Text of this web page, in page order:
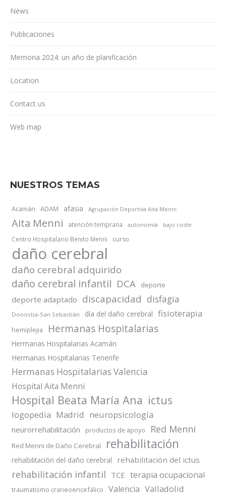
News
Publicaciones
Memoria 2024: un año de planificación
Location
Contact us
Web map
NUESTROS TEMAS
Acamán ADAM afasia Agrupación Deportiva Aita Menni
Aita Menni atención temprana autonomía bajo coste
Centro Hospitalario Benito Menni curso
daño cerebral
daño cerebral adquirido
daño cerebral infantil DCA deporte
deporte adaptado discapacidad disfagia
Donostia-San Sebastián día del daño cerebral fisioterapia
hemiplejia Hermanas Hospitalarias
Hermanas Hospitalarias Acamán
Hermanas Hospitalarias Tenerife
Hermanas Hospitalarias Valencia
Hospital Aita Menni
Hospital Beata María Ana ictus
logopedia Madrid neuropsicología
neurorrehabilitación productos de apoyo Red Menni
Red Menni de Daño Cerebral rehabilitación
rehabilitación del daño cerebral rehabilitación del ictus
rehabilitación infantil TCE terapia ocupacional
traumatismo craneoencefálico Valencia Valladolid